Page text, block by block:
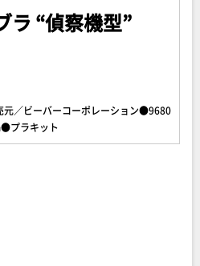
ラ “偵察機型”
／ビーバーコーポレーション●9680
プラキット